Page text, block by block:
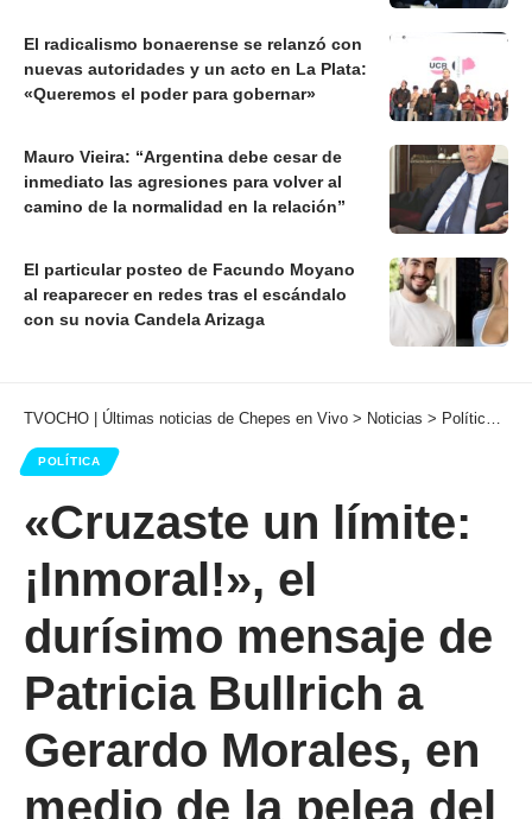
El radicalismo bonaerense se relanzó con
nuevas autoridades y un acto en La Plata:
«Queremos el poder para gobernar»
Mauro Vieira: “Argentina debe cesar de
inmediato las agresiones para volver al
camino de la normalidad en la relación”
El particular posteo de Facundo Moyano
al reaparecer en redes tras el escándalo
con su novia Candela Arizaga
TVOCHO | Últimas noticias de Chepes en Vivo > Noticias > Política >
POLÍTICA
«Cruzaste un límite:
¡Inmoral!», el
durísimo mensaje de
Patricia Bullrich a
Gerardo Morales, en
medio de la pelea del